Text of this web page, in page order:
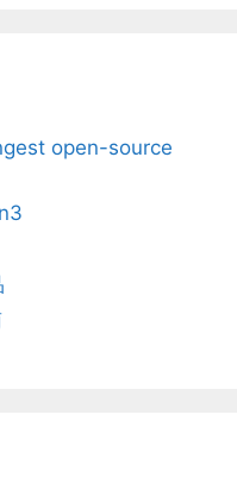
open-source